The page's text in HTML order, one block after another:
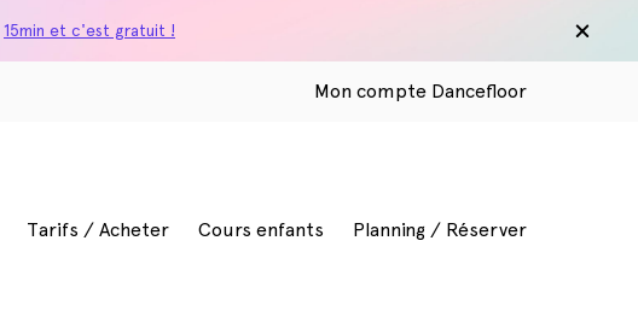
15min et c'est gratuit !
Mon compte Dancefloor
Tarifs / Acheter Cours enfants Planning / Réserver